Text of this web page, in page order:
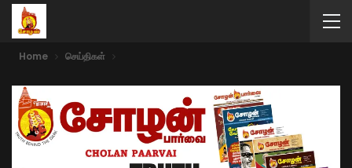
Home செய்திகள்